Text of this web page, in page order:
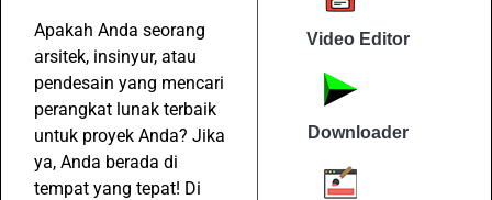
Apakah Anda seorang
arsitek, insinyur, atau
pendesain yang mencari
perangkat lunak terbaik
untuk proyek Anda? Jika
ya, Anda berada di
tempat yang tepat! Di
Video Editor
Downloader